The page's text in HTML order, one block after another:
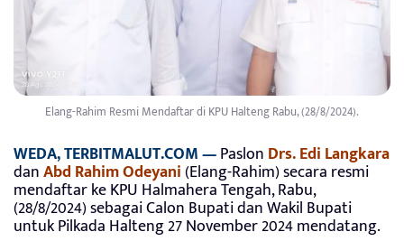
Elang-Rahim Resmi Mendaftar di KPU Halteng Rabu, (28/8/2024).
WEDA, TERBITMALUT.COM —Paslon Drs. Edi Langkara
danAbd Rahim Odeyani(Elang-Rahim) secara resmi
mendaftar ke KPU Halmahera Tengah, Rabu,
(28/8/2024) sebagai Calon Bupati dan Wakil Bupati
untuk Pilkada Halteng 27 November 2024 mendatang.